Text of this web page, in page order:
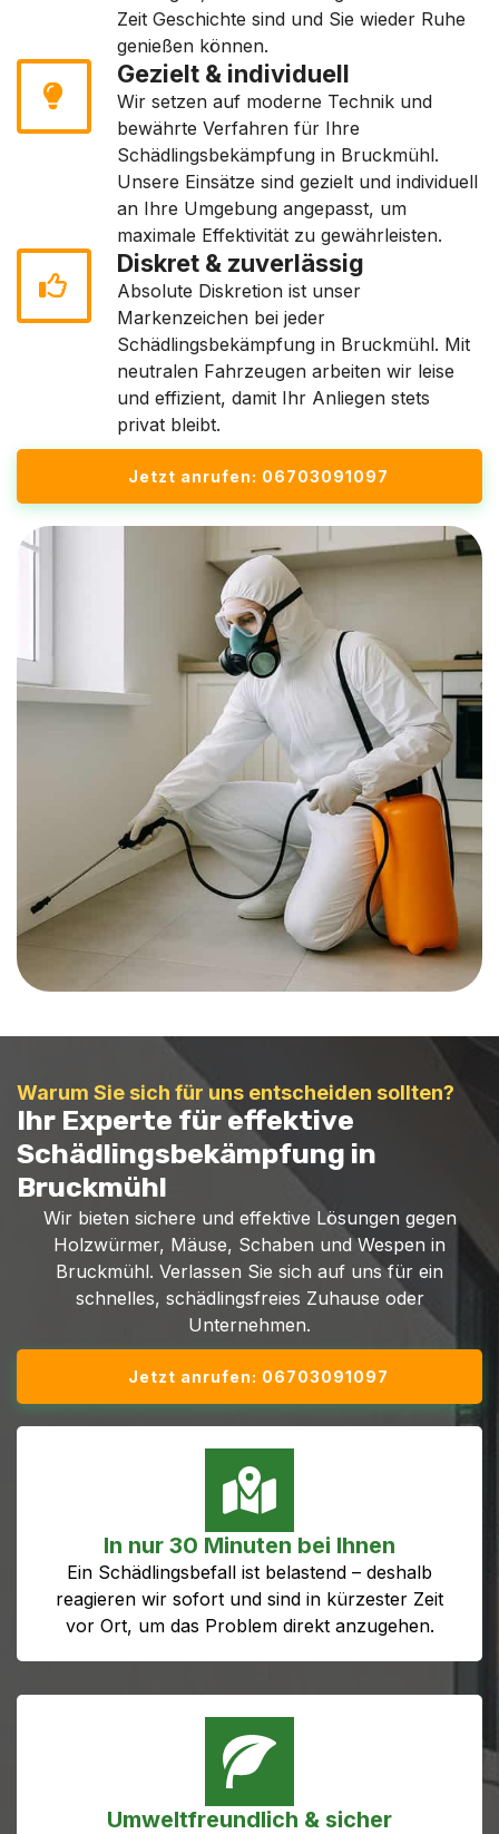
Zeit Geschichte sind und Sie wieder Ruhe
genießen können.
Gezielt & individuell
Wir setzen auf moderne Technik und
bewährte Verfahren für Ihre
Schädlingsbekämpfung in Bruckmühl.
Unsere Einsätze sind gezielt und individuell
an Ihre Umgebung angepasst, um
maximale Effektivität zu gewährleisten.
Diskret & zuverlässig
Absolute Diskretion ist unser
Markenzeichen bei jeder
Schädlingsbekämpfung in Bruckmühl. Mit
neutralen Fahrzeugen arbeiten wir leise
und effizient, damit Ihr Anliegen stets
privat bleibt.
Jetzt anrufen: 06703091097
Warum Sie sich für uns entscheiden sollten?
Ihr Experte für effektive
Schädlingsbekämpfung in
Bruckmühl
Wir bieten sichere und effektive Lösungen gegen
Holzwürmer, Mäuse, Schaben und Wespen in
Bruckmühl. Verlassen Sie sich auf uns für ein
schnelles, schädlingsfreies Zuhause oder
Unternehmen.
Jetzt anrufen: 06703091097
In nur 30 Minuten bei Ihnen
Ein Schädlingsbefall ist belastend – deshalb
reagieren wir sofort und sind in kürzester Zeit
vor Ort, um das Problem direkt anzugehen.
Umweltfreundlich & sicher